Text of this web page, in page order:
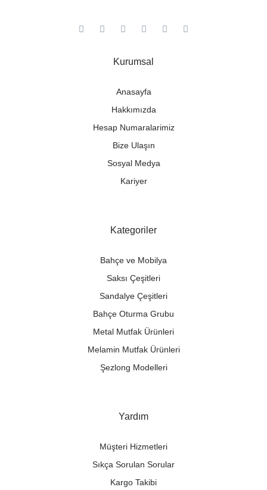
Kurumsal
Anasayfa
Hakkımızda
Hesap Numaralarimiz
Bize Ulaşın
Sosyal Medya
Kariyer
Kategoriler
Bahçe ve Mobilya
Saksı Çeşitleri
Sandalye Çeşitleri
Bahçe Oturma Grubu
Metal Mutfak Ürünleri
Melamin Mutfak Ürünleri
Şezlong Modelleri
Yardım
Müşteri Hizmetleri
Sıkça Sorulan Sorular
Kargo Takibi